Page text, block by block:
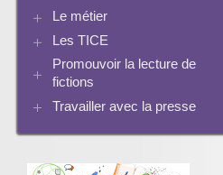
Ressources pour penser une
Progression info-documentaire
Evaluation de l’information et
Séquences à télécharger
Bcdi esidoc
Netvibes
Scoop.it
Le métier
Perspective historique
Pratiques
Les TICE
Archives Audiovisuel et Tice
Promouvoir la lecture de
fictions
Bibliographies
Travailler avec la presse
Enseigner la presse écrite
L’économie des médias